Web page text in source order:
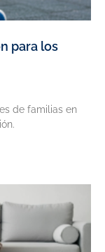
para los
de familias en